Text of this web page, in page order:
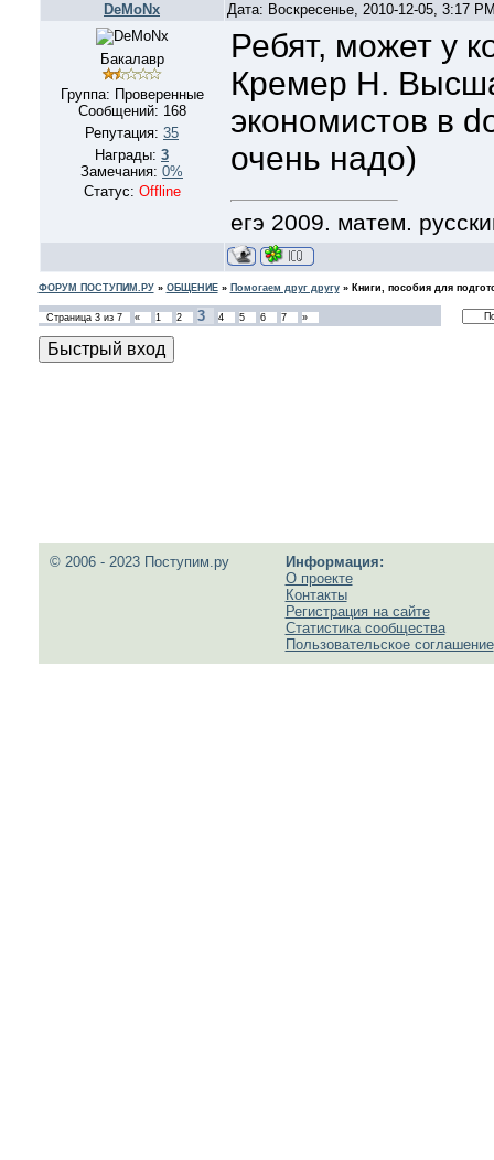
DeMoNx Дата: Воскресенье, 2010-12-05, 3:17
Бакалавр
Группа: Проверенные
Сообщений: 168
Репутация: 35
Награды: 3
Замечания: 0%
Статус: Offline
Ребят, может у
Кремер Н.
экономистов в
очень надо)
егэ 2009. матем.
ФОРУМ ПОСТУПИМ.РУ» ОБЩЕНИЕ» Помогаем друг другу» Книги, пособия для
Страница 3из 7 « 1 2 3 4 5 6 7 »
© 2006 - 2023 Поступим.ру
Информация:
О проекте
Контакты
Регистрация на сайте
Статистика сообщества
Пользовательское соглашение